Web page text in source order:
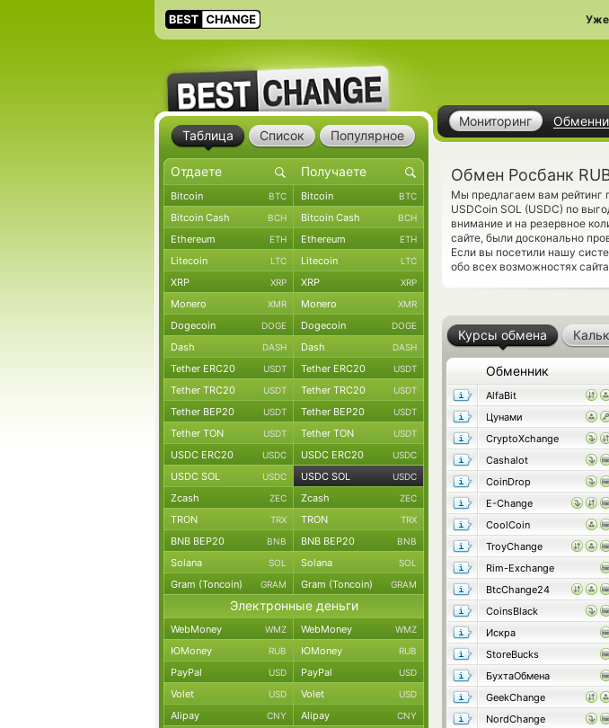
Уже
Мониторинг
Обмен Росбанк
Мы предлагаем вам рейтинг
USDCoin SOL (USDC) по
внимание и на резервное
сайте, были досконально
Если вы посетили нашу
обо всех возможностях
Курсы обмена
Обменник
AlfaBit
Цунами
CryptoXchange
Cashalot
CoinDrop
E-Change
CoolCoin
TroyChange
Rim-Exchange
BtcChange24
CoinsBlack
Искра
StoreBucks
БухтаОбмена
GeekChange
NordChange
Таблица Список Популярное
Bitcoin BTC Bitcoin BTC
Bitcoin Cash BCH Bitcoin Cash BCH
Ethereum ETH Ethereum ETH
Litecoin LTC Litecoin LTC
XRP XRP XRP XRP
Monero XMR Monero XMR
Dogecoin DOGE Dogecoin DOGE
Dash DASH Dash DASH
Tether ERC20 USDT Tether ERC20 USDT
Tether TRC20 USDT Tether TRC20 USDT
Tether BEP20 USDT Tether BEP20 USDT
Tether TON USDT Tether TON USDT
USDC ERC20 USDC USDC ERC20 USDC
USDC SOL USDC USDC SOL USDC
Zcash ZEC Zcash ZEC
TRON TRX TRON TRX
BNB BEP20 BNB BNB BEP20 BNB
Solana SOL Solana SOL
Gram (Toncoin) GRAM Gram (Toncoin) GRAM
Электронные деньги
WebMoney WMZ WebMoney WMZ
ЮMoney RUB ЮMoney RUB
PayPal USD PayPal USD
Volet USD Volet USD
Alipay CNY Alipay CNY